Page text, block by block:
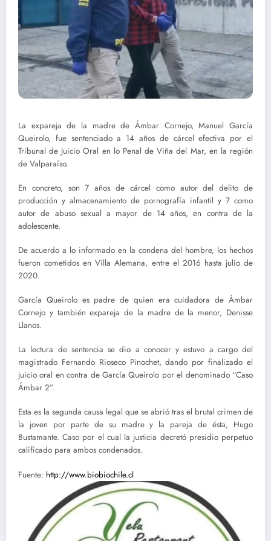
La expareja de la madre de Ámbar Cornejo, Manuel García
Queirolo, fue sentenciado a 14 años de cárcel efectiva por el
Tribunal de Juicio Oral en lo Penal de Viña del Mar, en la región
de Valparaíso.
En concreto, son 7 años de cárcel como autor del delito de
producción y almacenamiento de pornografía infantil y 7 como
autor de abuso sexual a mayor de 14 años, en contra de la
adolescente.
De acuerdo a lo informado en la condena del hombre, los hechos
fueron cometidos en Villa Alemana, entre el 2016 hasta julio de
2020.
García Queirolo es padre de quien era cuidadora de Ámbar
Cornejo y también expareja de la madre de la menor, Denisse
Llanos.
La lectura de sentencia se dio a conocer y estuvo a cargo del
magistrado Fernando Rioseco Pinochet, dando por finalizado el
juicio oral en contra de García Queirolo por el denominado “Caso
Ámbar 2”.
Esta es la segunda causa legal que se abrió tras el brutal crimen de
la joven por parte de su madre y la pareja de ésta, Hugo
Bustamante. Caso por el cual la justicia decretó presidio perpetuo
calificado para ambos condenados.
Fuente: http://www.biobiochile.cl